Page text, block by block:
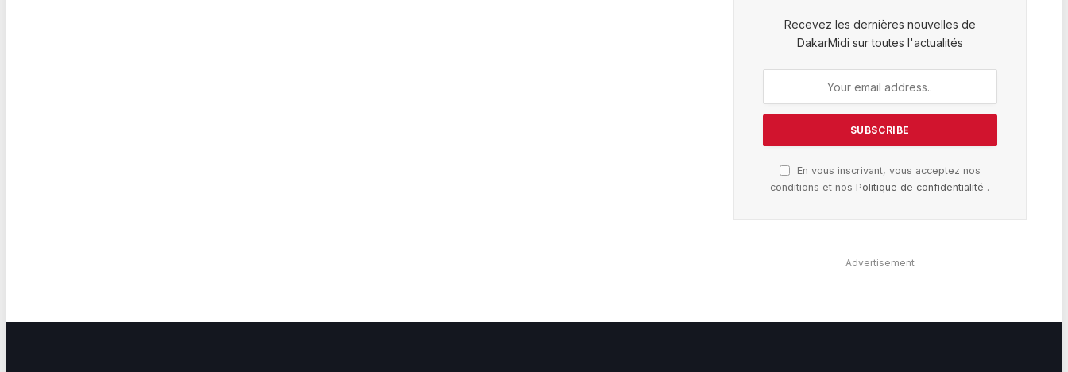
Recevez les dernières nouvelles de
DakarMidi sur toutes l'actualités
En vous inscrivant, vous acceptez nos
conditions et nosPolitique de confidentialité .
Advertisement